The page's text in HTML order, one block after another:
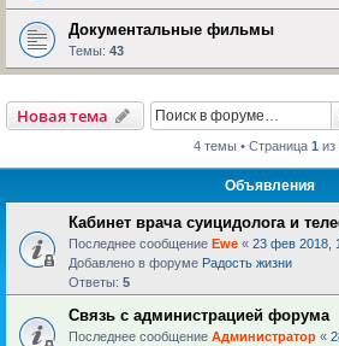
Документальные фильмы
Темы: 43
Новая тема
4 темы • Страница 1 из
Объявления
Кабинет врача суицидолога и
Последнее сообщение Ewe « 23 фев 2018,
Добавлено в форуме Радость жизни
Ответы: 5
Связь с администрацией форума
Последнее сообщение Администратор «